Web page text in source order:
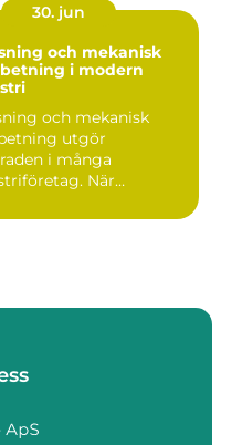
30. jun
och mekanisk
i modern
och mekanisk
utgör
i många
När